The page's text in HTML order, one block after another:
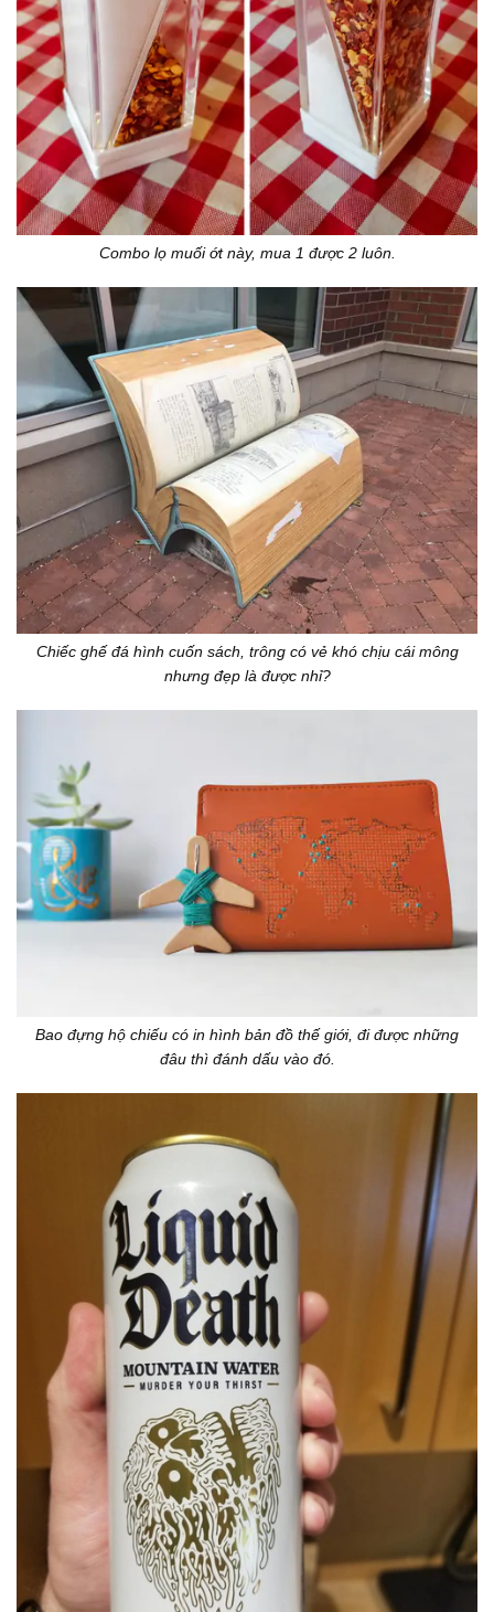
Combo lọ muối ớt này, mua 1 được 2 luôn.
Chiếc ghế đá hình cuốn sách, trông có vẻ khó chịu cái mông
nhưng đẹp là được nhỉ?
Bao đựng hộ chiếu có in hình bản đồ thế giới, đi được những
đâu thì đánh dấu vào đó.